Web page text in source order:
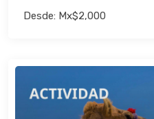
Desde: Mx$2,000